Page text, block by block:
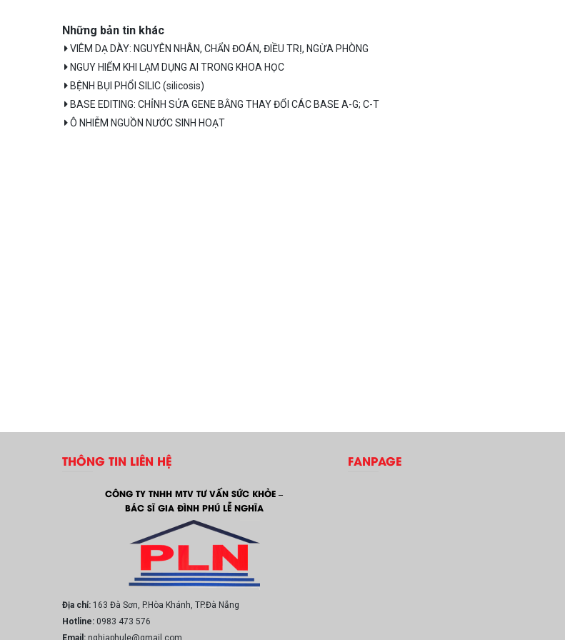
Những bản tin khác
VIÊM DẠ DÀY: NGUYÊN NHÂN, CHẨN ĐOÁN, ĐIỀU TRỊ, NGỪA PHÒNG
NGUY HIỂM KHI LẠM DỤNG AI TRONG KHOA HỌC
BỆNH BỤI PHỔI SILIC (silicosis)
BASE EDITING: CHỈNH SỬA GENE BẰNG THAY ĐỔI CÁC BASE A-G; C-T
Ô NHIỄM NGUỒN NƯỚC SINH HOẠT
THÔNG TIN LIÊN HỆ
CÔNG TY TNHH MTV TƯ VẤN SỨC KHỎE –
BÁC SĨ GIA ĐÌNH PHÚ LỄ NGHĨA
Địa chỉ: 163 Đà Sơn, P.Hòa Khánh, TP.Đà Nẵng
Hotline: 0983 473 576
Email: nghiaphule@gmail.com
FANPAGE